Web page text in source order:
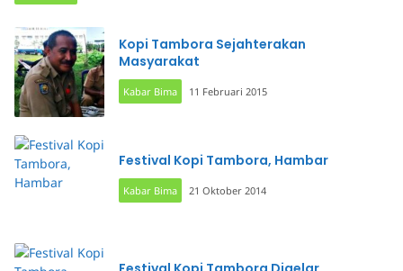
Kopi Tambora Sejahterakan
Masyarakat
Kabar Bima 11 Februari 2015
Festival Kopi Tambora, Hambar
Kabar Bima 21 Oktober 2014